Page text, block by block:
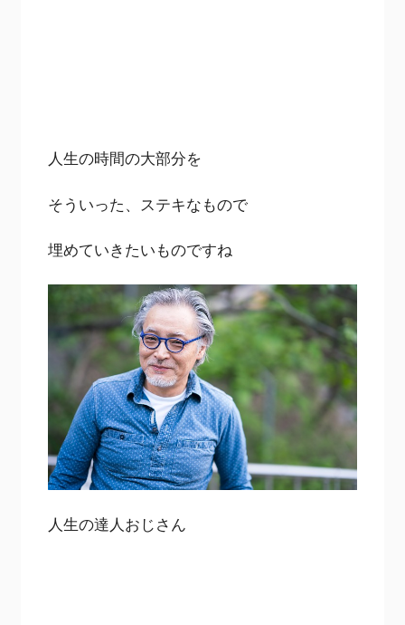
人生の時間の大部分を
そういった、ステキなもので
埋めていきたいものですね
人生の達人おじさん